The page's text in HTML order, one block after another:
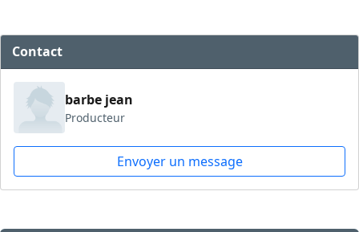
Contact
barbe jean
Producteur
Envoyer un message